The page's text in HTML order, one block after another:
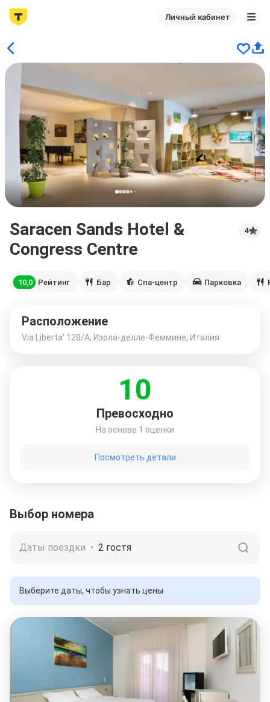
Личный кабинет
Saracen Sands Hotel &
Congress Centre
4
10,0 Рейтинг Бар Спа-центр Парковка
Расположение
Via Liberta' 128/A, Изола-делле-Феммине, Италия
10
Превосходно
На основе 1 оценки
Посмотреть детали
Выбор номера
Даты поездки • 2 гостя
Выберите даты, чтобы узнать цены